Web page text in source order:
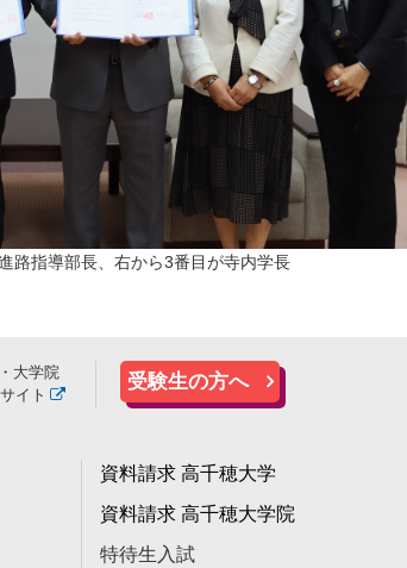
路指導部長、右から3番目が寺内学長
大学院
イト
受験生の方へ
資料請求 高千穂大学
資料請求 高千穂大学院
特待生入試